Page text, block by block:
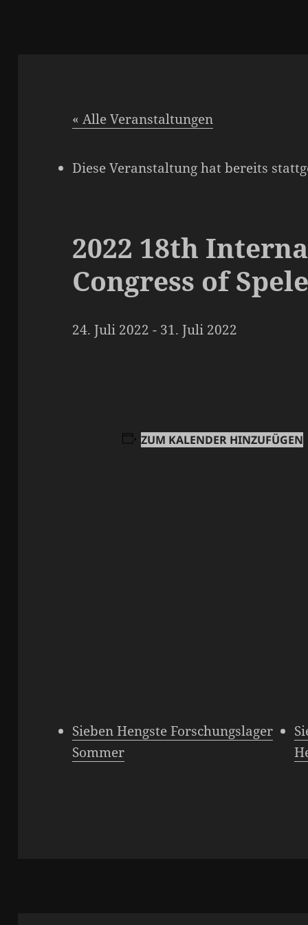
« Alle Veranstaltungen
Diese Veranstaltung hat bereits
2022 18th
Congress of
24. Juli 2022 - 31. Juli 2022
ZUM KALENDER HINZUFÜGEN
Sieben Hengste Forschungslager
Sommer